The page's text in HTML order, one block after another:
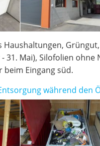
Haushaltungen,
31. Mai), Silofolien ohne
beim Eingang süd.
während den